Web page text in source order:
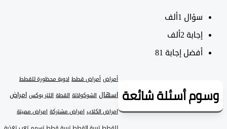
سؤال1ألف
‫إجابة 2ألف
أفضل إجابة 81
أسئلة شائعة
أمراض قطط ادوية محظورة للقطط
اسهال الشوكولاتة القطة اللتر بوكس امراض
امراض الكلاب امراض مشتركة امراض مميتة